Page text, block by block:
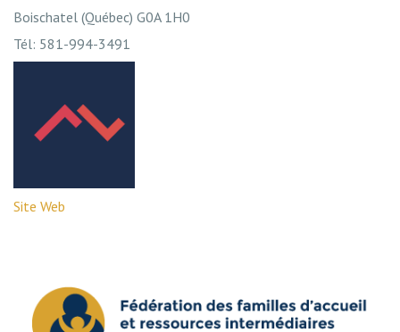
Boischatel (Québec) G0A 1H0
Tél: 581-994-3491
Site Web